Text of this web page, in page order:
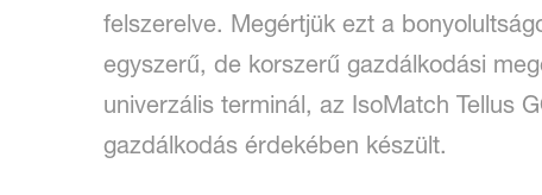
felszerelve. Megértjük ezt a
egyszerű, de korszerű gazdálkodási
univerzális terminál, az IsoMatch Tellus
gazdálkodás érdekében készült.